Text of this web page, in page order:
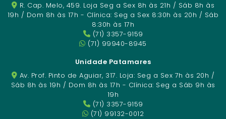
R. Cap. Melo, 459. Loja Seg a Sex 8h às 21h / Sáb 8h às
19h / Dom 8h às 17h - Clínica: Seg a Sex 8:30h às 20h / Sáb
8:30h às 17h
(71) 3357-9159
(71) 99940-8945
Unidade Patamares
Av. Prof. Pinto de Aguiar, 317. Loja: Seg a Sex 7h às 20h /
Sáb 8h às 19h / Dom 8h às 17h - Clínica: Seg a Sáb 9h às
19h
(71) 3357-9159
(71) 99132-0012